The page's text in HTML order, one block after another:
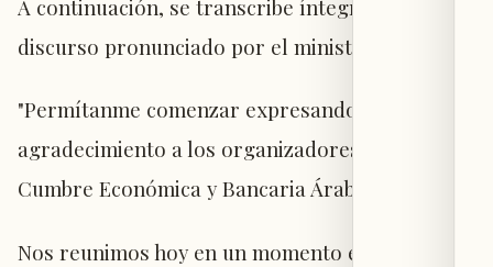
A continuación, se transcribe íntegramente el
discurso pronunciado por el ministro Jaber:
"Permítanme comenzar expresando mi
agradecimiento a los organizadores de la
Cumbre Económica y Bancaria Árabe-Europea.
Nos reunimos hoy en un momento en que la